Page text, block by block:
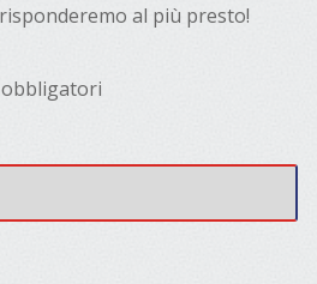
al più presto!